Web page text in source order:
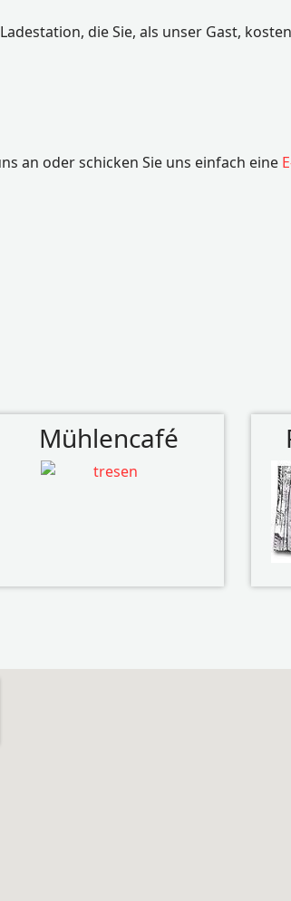
die Sie, als unser Gast,
an oder schicken Sie uns einfach eine
Mühlencafé